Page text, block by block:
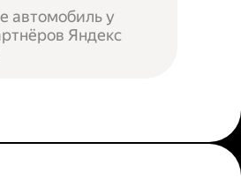
автомобиль у
Яндекс